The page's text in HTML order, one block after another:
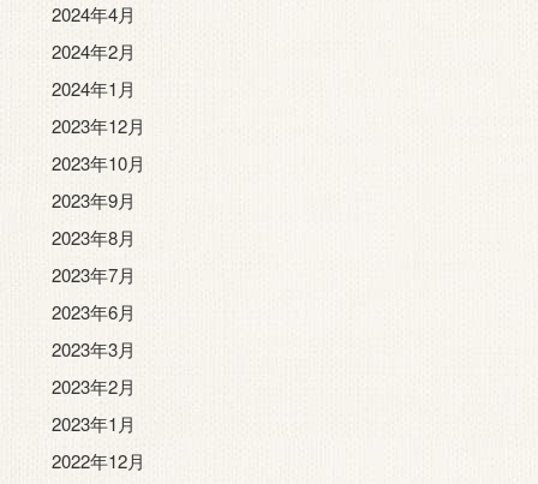
2024年4月
2024年2月
2024年1月
2023年12月
2023年10月
2023年9月
2023年8月
2023年7月
2023年6月
2023年3月
2023年2月
2023年1月
2022年12月